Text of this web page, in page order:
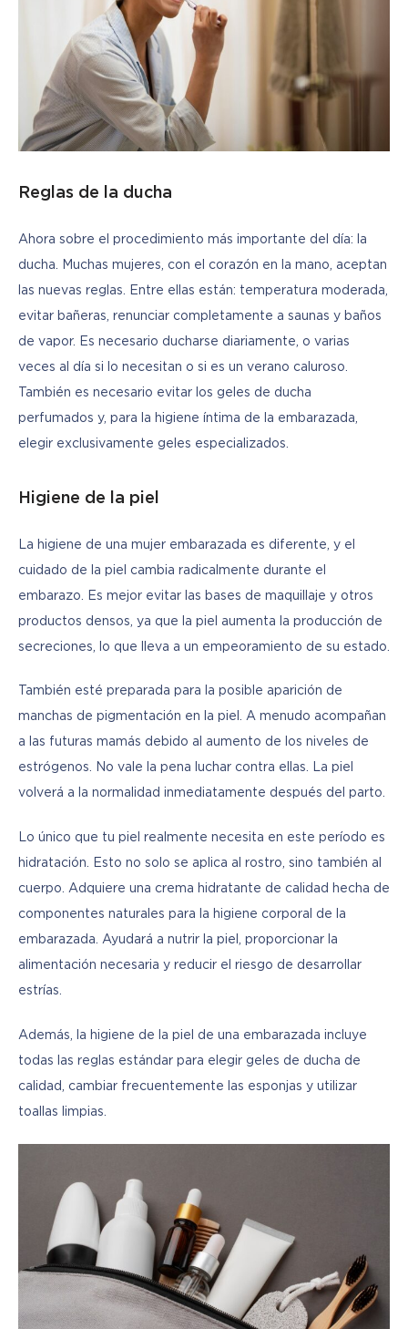
Reglas de la ducha
Ahora sobre el procedimiento más importante del día: la
ducha. Muchas mujeres, con el corazón en la mano, aceptan
las nuevas reglas. Entre ellas están: temperatura moderada,
evitar bañeras, renunciar completamente a saunas y baños
de vapor. Es necesario ducharse diariamente, o varias
veces al día si lo necesitan o si es un verano caluroso.
También es necesario evitar los geles de ducha
perfumados y, para la higiene íntima de la embarazada,
elegir exclusivamente geles especializados.
Higiene de la piel
La higiene de una mujer embarazada es diferente, y el
cuidado de la piel cambia radicalmente durante el
embarazo. Es mejor evitar las bases de maquillaje y otros
productos densos, ya que la piel aumenta la producción de
secreciones, lo que lleva a un empeoramiento de su estado.
También esté preparada para la posible aparición de
manchas de pigmentación en la piel. A menudo acompañan
a las futuras mamás debido al aumento de los niveles de
estrógenos. No vale la pena luchar contra ellas. La piel
volverá a la normalidad inmediatamente después del parto.
Lo único que tu piel realmente necesita en este período es
hidratación. Esto no solo se aplica al rostro, sino también al
cuerpo. Adquiere una crema hidratante de calidad hecha de
componentes naturales para la higiene corporal de la
embarazada. Ayudará a nutrir la piel, proporcionar la
alimentación necesaria y reducir el riesgo de desarrollar
estrías.
Además, la higiene de la piel de una embarazada incluye
todas las reglas estándar para elegir geles de ducha de
calidad, cambiar frecuentemente las esponjas y utilizar
toallas limpias.